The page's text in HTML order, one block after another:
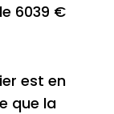
6039 €
est en
que la